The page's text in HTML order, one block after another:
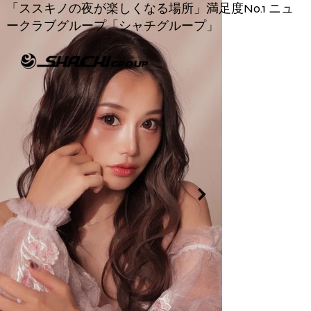
「ススキノの夜が楽しくなる場所」満足度No.1 ニュ
ークラブグループ​「シャチグループ」